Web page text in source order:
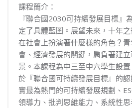
課程簡介：
『聯合國2030可持續發展目標』
定了具體藍圖。展望未來，十年
在社會上扮演著什麼樣的角色？
會、經濟發展的關鍵，肩負著建
景。本課程為中三至中六學生設
於『聯合國可持續發展目標』的
實最為熱門的可持續發展規劃、
領導力、批判思維能力、系統性